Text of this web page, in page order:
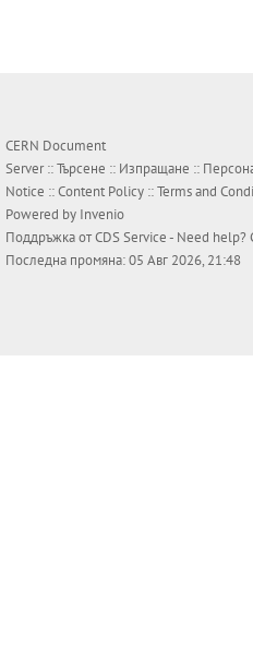
CERN Document
Server ::Търсене :: Изпращане ::
Notice ::Content Policy ::Terms and
Powered by Invenio
Поддръжка отCDS Service- Need help?
Последна промяна: 05 Авг 2026, 21:48